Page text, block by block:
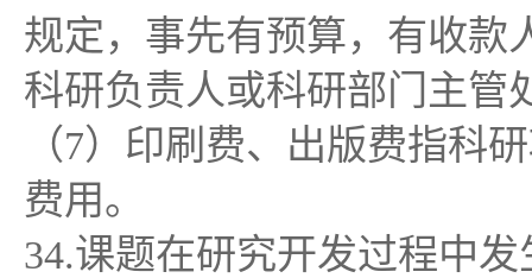
规定，事先有预算，有收款
科研负责人或科研部门主管
（7）印刷费、出版费指科
费用。
34.课题在研究开发过程中